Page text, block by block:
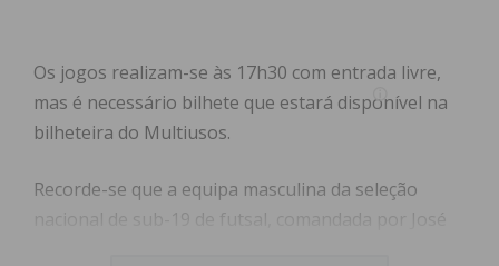
Os jogos realizam-se às 17h30 com entrada livre,
mas é necessário bilhete que estará disponível na
bilheteira do Multiusos.
Recorde-se que a equipa masculina da seleção
nacional de sub-19 de futsal, comandada por José